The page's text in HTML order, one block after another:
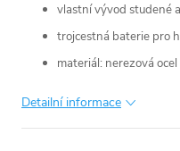
vlastní vývod studené
trojcestná baterie pro
materiál: nerezová
Detailní informace